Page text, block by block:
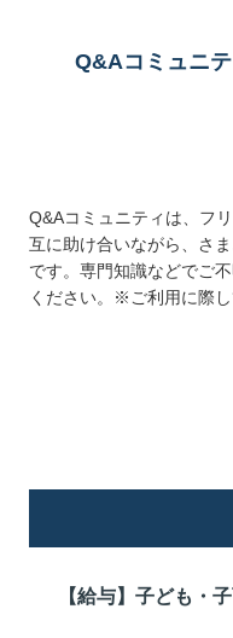
Q&Aコミュニ
Q&Aコミュニティは、フ
互に助け合いながら、さ
です。専門知識などでご
ください。※ご利用に際し
【給与】子ども・